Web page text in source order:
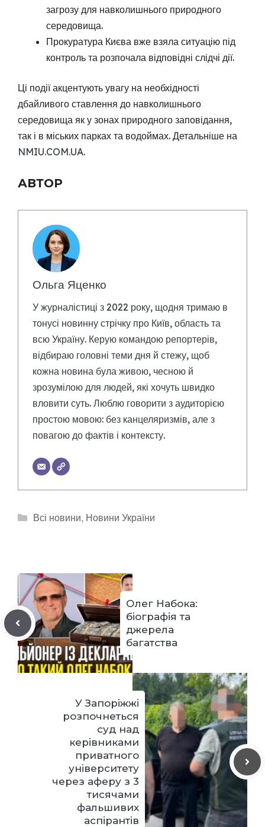
загрозу для навколишнього природного
середовища.
Прокуратура Києва вже взяла ситуацію під
контроль та розпочала відповідні слідчі дії.
Ці події акцентують увагу на необхідності
дбайливого ставлення до навколишнього
середовища як у зонах природного заповідання,
так і в міських парках та водоймах. Детальніше на
NMIU.COM.UA.
АВТОР
Ольга Яценко
У журналістиці з 2022 року, щодня тримаю в
тонусі новинну стрічку про Київ, область та
всю Україну. Керую командою репортерів,
відбираю головні теми дня й стежу, щоб
кожна новина була живою, чесною й
зрозумілою для людей, які хочуть швидко
вловити суть. Люблю говорити з аудиторією
простою мовою: без канцеляризмів, але з
повагою до фактів і контексту.
Категорії
Всі новини, Новини України
Олег Набока:
біографія та
джерела
багатства
У Запоріжжі
розпочнеться
суд над
керівниками
приватного
університету
через аферу з 3
тисячами
фальшивих
аспірантів